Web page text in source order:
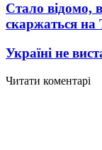
Стало відомо,
скаржаться
Україні не
Читати коментарі